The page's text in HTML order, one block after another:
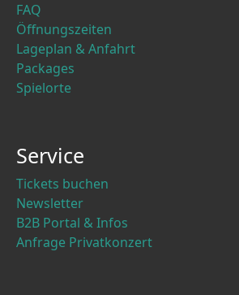
FAQ
Öffnungszeiten
Lageplan & Anfahrt
Packages
Spielorte
Service
Tickets buchen
Newsletter
B2B Portal & Infos
Anfrage Privatkonzert